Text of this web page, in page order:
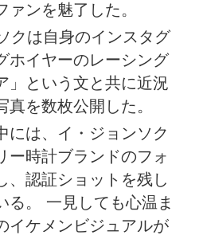
ンを魅了した。
クは自身のインスタグ
ホイヤーのレーシング
」という文と共に近況
を数枚公開した。
には、イ・ジョンソク
ー時計ブランドのフォ
、認証ショットを残し
る。 一見しても心温ま
イケメンビジュアルが